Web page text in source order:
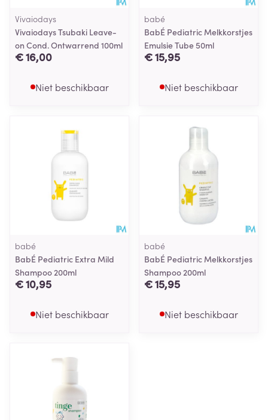
Vivaiodays
Vivaiodays Tsubaki Leave-
on Cond. Ontwarrend 100ml
€ 16,00
Niet beschikbaar
babé
BabÉ Pediatric Melkkorstjes
Emulsie Tube 50ml
€ 15,95
Niet beschikbaar
babé
BabÉ Pediatric Extra Mild
Shampoo 200ml
€ 10,95
Niet beschikbaar
babé
BabÉ Pediatric Melkkorstjes
Shampoo 200ml
€ 15,95
Niet beschikbaar